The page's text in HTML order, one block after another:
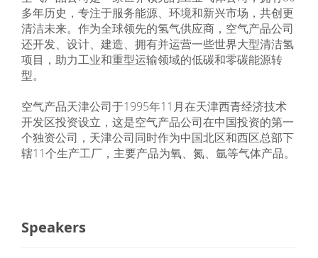
多年历史，专注于服务能源、环境和新兴市场，共创更
清洁未来。作为全球领先的氢气供应商，空气产品公司
还开发、设计、建造、拥有并运营一些世界大型清洁氢
项目，助力工业和重型运输领域的低碳和零碳能源转
型。
空气产品天津公司于1995年11月在天津西青经济技术
开发区投资设立，这是空气产品公司在中国投资的第一
个独资公司，天津公司同时作为中国北区和西区总部下
辖11个生产工厂，主要产品为氧、氮、氩等气体产品。
Speakers